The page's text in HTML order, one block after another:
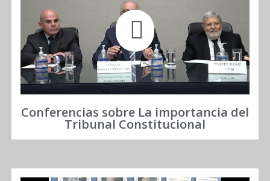
Conferencias sobre La importancia del
Tribunal Constitucional